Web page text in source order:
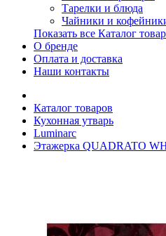
Тарелки и блюда
Чайники и
Показать все Каталог
О бренде
Оплата и доставка
Наши контакты
Каталог товаров
Кухонная утварь
Luminarc
Этажерка QUADRATO